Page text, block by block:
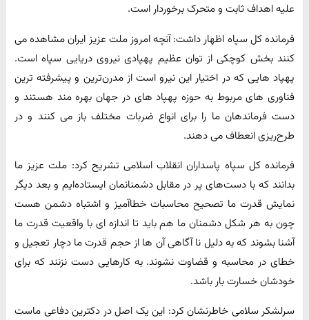
علیه اهداف ثابت و متحرک برخوردار است.
فرمانده کل سپاه اظهار داشت: آنچه امروز ملت عزیز ایران مشاهده می
کنند بخش کوچکی از توان عظیم پهپادی نیروی دریایی سپاه است.
پهپاد هایی که در اختیار این نیرو است از مدرن‌ترین و پیشرفته ترین
فناوری های مربوط به حوزه پهپاد های در جهان بهره مند هستند و
دست فرماندهان ما را برای انواع ضربات مختلف باز می کنند و در
طرح‌ریزی انعطاف می دهند.
فرمانده کل سپاه پاسداران انقلاب اسلامی تشریح کرد: ملت عزیز ما
بدانند که با دست‌های پر در مقابل دشمنانمان ایستاده‌ایم و بعد دیگر
نمایش قدرت ما تصحیح محاسبات خطاآمیز و اشتباه دشمن هست
چون به هر شکل دشمنان ما هم باید تا اندازه ای با واقعیت قدرت ما
آشنا بشوند که به دلیل نا آگاهی آن ها از حجم قدرت ما دچار تعجیل و
خطای در محاسبه و قضاوت نشوند. به کارهایی دست نزنند که برای
خودشان خسارت بار باشد.
سرلشکر سلامی خاطرنشان کرد: این یک اصل در دکترین دفاعی ماست